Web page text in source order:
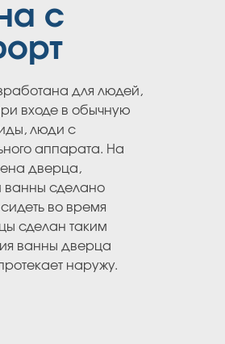
с
для людей,
входе в обычную
люди с
аппарата. На
дверца,
ванны сделано
во время
сделан таким
ванны дверца
наружу.